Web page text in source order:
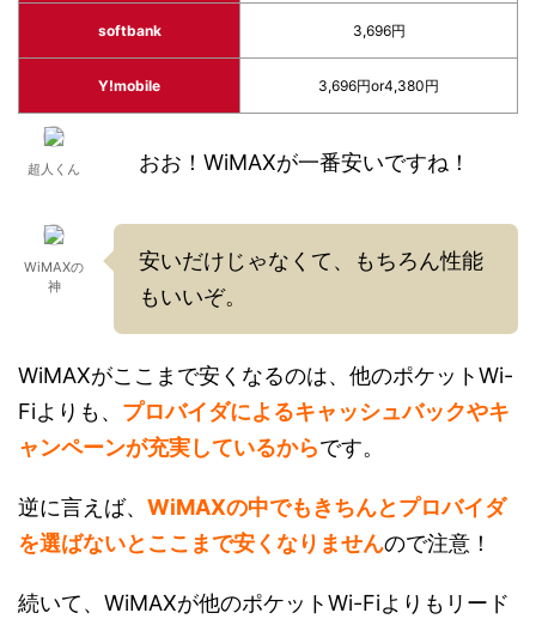
softbank 3,696円
Y!mobile 3,696円or4,380円
超人くん おお！WiMAXが一番安いですね！
WiMAXの
神
安いだけじゃなくて、もちろん性能
もいいぞ。
WiMAXがここまで安くなるのは、他のポケットWi-
Fiよりも、 プロバイダによるキャッシュバックやキ
ャンペーンが充実しているからです。
逆に言えば、 WiMAXの中でもきちんとプロバイダ
を選ばないとここまで安くなりませんので注意！
続いて、WiMAXが他のポケットWi-Fiよりもリード